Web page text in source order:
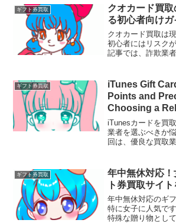
整える必要があり
ギフト券買取
クオカード買
る初心者向けガ
クオカード買取は
初心者にはリスク
記事では、詐欺業
できる業者を選び
ましょう。
ギフト券買取
iTunes Gift
Points and
Choosing a
iTunesカードを買
業者を選ぶべきか
回は、優良な買取
ことが重要です。
サービス内容、買
欠かせません。
ギフト券買取
年中無休対応
ト券買取サイ
年中無休対応のギ
特に女子に人気で
特殊な贈り物とし